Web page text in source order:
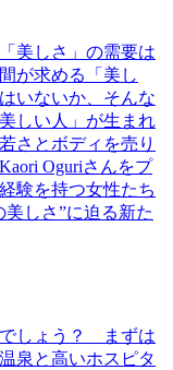
美しさ」の需要は
が求める「美し
いないか、そんな
しい人」が生まれ
さとボディを売り
Oguriさんをプ
験を持つ女性たち
しさ”に迫る新た
しょう？ まずは
泉と高いホスピタ